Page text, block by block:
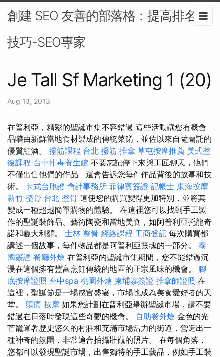
創建 SEO 友善的部落格：提高排名的
技巧-SEO專家
Je Tall Sf Marketing 1 (20)
Aug 13, 2013
在普利亞，精彩的聖誕市集不容錯過 這些活動讓您有機會
品嚐由新鮮當地食材製成的傳統菜餚，並佐以來自薩蘭託的
優質紅酒。 撥筋課程 台北 撥筋 推拿 草屯按摩推薦 美式整
復課程 台中排毒養生館 不要忘記停下來與工匠聊天，他們
不僅出售他們的作品，還會告訴您每件作品背後的故事和技
術。 卡式台胞證 會計事務所 菲律賓簽證 記帳士 東海按摩
新竹 整骨 台北 整骨 這使您的購買變得更加特別，並將其
變成一種超越簡單購物的體驗。 在這裡您可以找到手工製
作的聖誕裝飾品、藝術陶瓷和當地美食，如阿普利亞托龍奇
諾和義大利麵。 士林 整骨 經絡課程 工商登記 每次購買都
講述一個故事，每件物品都是阿普利亞靈魂的一部分。 泰
國簽證 餐廳外燴 在普利亞的聖誕市集期間，您不能錯過沉
浸在這個擁有豐富烹飪傳統的地區的正宗風味的機會。 腳
底按摩證照 台中spa 桃園外燴 柬埔寨簽證 推拿師證照 在
這裡，聖誕節是一場感官盛宴，市場也成為美食愛好者的天
堂。 頭痛 按摩 如果您計劃在普利亞舉辦聖誕市場，請不要
錯過在日落時發現這些奇觀的機會。 自助餐外燴 金色的光
芒籠罩著歷史悠久的村莊和充滿市場活力的街道，營造出一
種神奇的氛圍，非常適合拍攝壯觀的照片。 在每個角落，
您都可以發現聖誕市場，出售獨特的手工藝品，例如手工裝